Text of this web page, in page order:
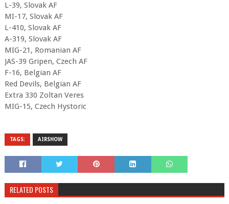
L-39, Slovak AF
MI-17, Slovak AF
L-410, Slovak AF
A-319, Slovak AF
MIG-21, Romanian AF
JAS-39 Gripen, Czech AF
F-16, Belgian AF
Red Devils, Belgian AF
Extra 330 Zoltan Veres
MIG-15, Czech Hystoric
TAGS: AIRSHOW
RELATED POSTS